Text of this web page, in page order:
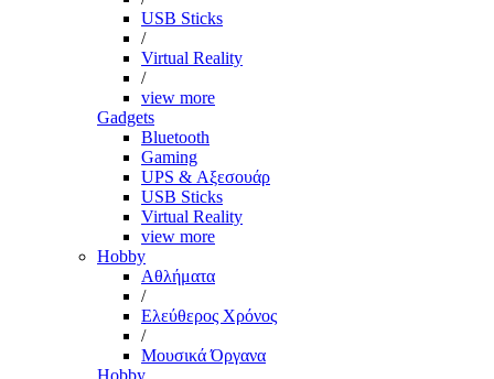
USB Sticks
/
Virtual Reality
/
view more
Gadgets
Bluetooth
Gaming
UPS & Αξεσουάρ
USB Sticks
Virtual Reality
view more
Hobby
Αθλήματα
/
Ελεύθερος Χρόνος
/
Μουσικά Όργανα
Hobby